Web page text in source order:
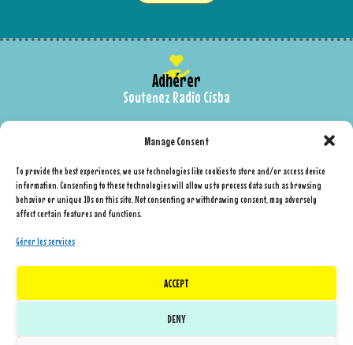
Manage Consent
To provide the best experiences, we use technologies like cookies to store and/or access device
information. Consenting to these technologies will allow us to process data such as browsing
behavior or unique IDs on this site. Not consenting or withdrawing consent, may adversely
affect certain features and functions.
Gérer les services
ACCEPT
DENY
Adhérer
Soutenez Radio Cisba
Contactez-nous
Page facebook
facebook.com/RadioCisba
Soundcloud
Tous les podcasts